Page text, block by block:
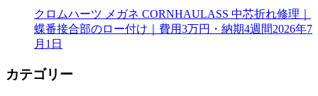
クロムハーツ メガネ CORNHAULASS 中芯折れ修理｜
蝶番接合部のロー付け｜費用3万円・納期4週間2026年7
月1日
カテゴリー